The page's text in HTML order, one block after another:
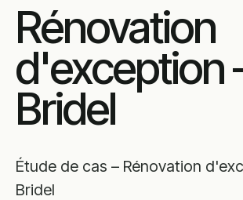
Rénovation
Bridel
Étude de cas – Rénovation
Bridel